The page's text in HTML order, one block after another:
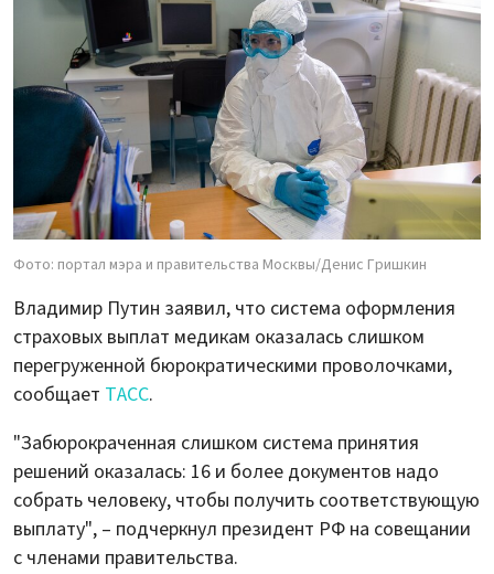
Фото: портал мэра и правительства Москвы/Денис Гришкин
Владимир Путин заявил, что система оформления
страховых выплат медикам оказалась слишком
перегруженной бюрократическими проволочками,
сообщает ТАСС.
"Забюрокраченная слишком система принятия
решений оказалась: 16 и более документов надо
собрать человеку, чтобы получить соответствующую
выплату", – подчеркнул президент РФ на совещании
с членами правительства.